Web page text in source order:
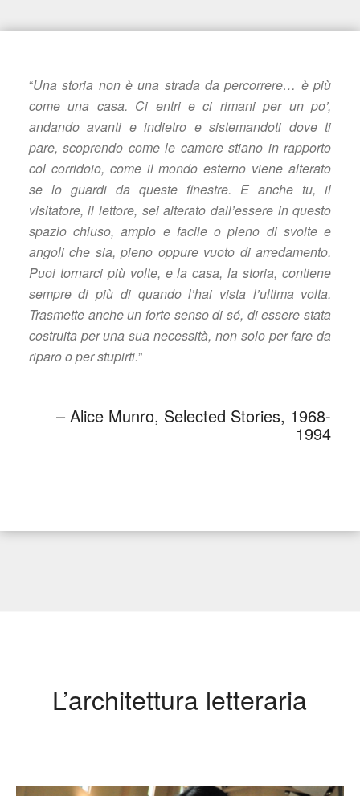
“Una storia non è una strada da percorrere… è più
come una casa. Ci entri e ci rimani per un po’,
andando avanti e indietro e sistemandoti dove ti
pare, scoprendo come le camere stiano in rapporto
col corridoio, come il mondo esterno viene alterato
se lo guardi da queste finestre. E anche tu, il
visitatore, il lettore, sei alterato dall’essere in questo
spazio chiuso, ampio e facile o pieno di svolte e
angoli che sia, pieno oppure vuoto di arredamento.
Puoi tornarci più volte, e la casa, la storia, contiene
sempre di più di quando l’hai vista l’ultima volta.
Trasmette anche un forte senso di sé, di essere stata
costruita per una sua necessità, non solo per fare da
riparo o per stupirti.”
– Alice Munro, Selected Stories, 1968-
1994
L’architettura letteraria